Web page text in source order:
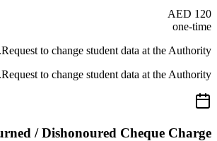
AED 120
one-time
Request to change student data at the Authority.
Request to change student data at the Authority.
/ Dishonoured Cheque Charge